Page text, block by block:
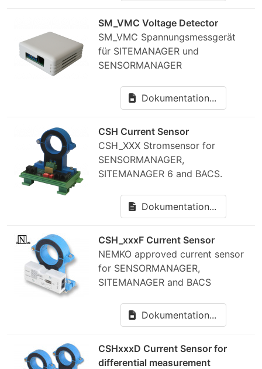
SM_VMC Voltage Detector
SM_VMC Spannungsmessgerät
für SITEMANAGER und
SENSORMANAGER
Dokumentation...
CSH Current Sensor
CSH_XXX Stromsensor for
SENSORMANAGER,
SITEMANAGER 6 and BACS.
Dokumentation...
CSH_xxxF Current Sensor
NEMKO approved current sensor
for SENSORMANAGER,
SITEMANAGER and BACS
Dokumentation...
CSHxxxD Current Sensor for
differential measurement